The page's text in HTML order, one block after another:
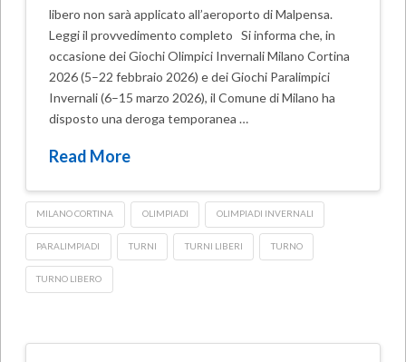
libero non sarà applicato all’aeroporto di Malpensa.
Leggi il provvedimento completo Si informa che, in
occasione dei Giochi Olimpici Invernali Milano Cortina
2026 (5–22 febbraio 2026) e dei Giochi Paralimpici
Invernali (6–15 marzo 2026), il Comune di Milano ha
disposto una deroga temporanea …
Read More
MILANO CORTINA OLIMPIADI OLIMPIADI INVERNALI
PARALIMPIADI TURNI TURNI LIBERI TURNO
TURNO LIBERO